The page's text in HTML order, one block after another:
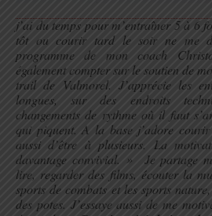
j’ai du temps pour m’entraîner 5 à 6
tôt ou courir tard le soir ne me
programme de mon coach
également compter sur le soutien de
trail de Valmorel. J’apprécie les
longues, sur des endroits
changements de rythme où il faut
qui piquent. A la base j’adore
aussi d’être à plusieurs. La
davantage convivial. » Je partage
lire, regarder des films, écouter la
sports de combats et les sports
des potes. J’essaye aussi de me